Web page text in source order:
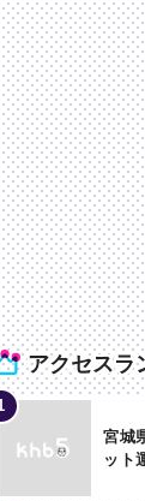
アクセスラ
宮城
ット